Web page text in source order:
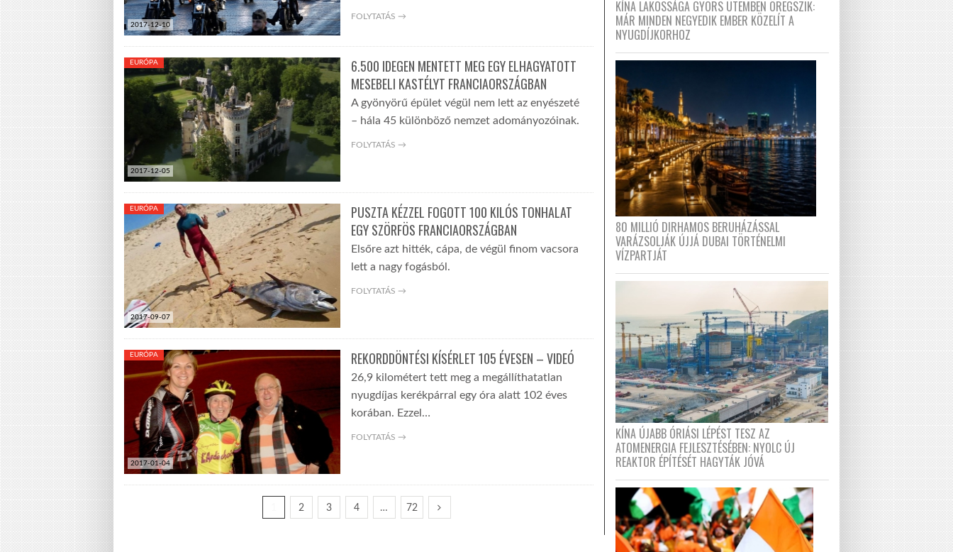
2017-12-10
FOLYTATÁS →
2017-12-05
EURÓPA
6.500 IDEGEN MENTETT MEG EGY ELHAGYATOTT
MESEBELI KASTÉLYT FRANCIAORSZÁGBAN
A gyönyörű épület végül nem lett az enyészeté
– hála 45 különböző nemzet adományozóinak.
FOLYTATÁS →
2017-09-07
EURÓPA
PUSZTA KÉZZEL FOGOTT 100 KILÓS TONHALAT
EGY SZÖRFÖS FRANCIAORSZÁGBAN
Elsőre azt hitték, cápa, de végül finom vacsora
lett a nagy fogásból.
FOLYTATÁS →
2017-01-04
EURÓPA REKORDDÖNTÉSI KÍSÉRLET 105 ÉVESEN – VIDEÓ
26,9 kilométert tett meg a megállíthatatlan
nyugdíjas kerékpárral egy óra alatt 102 éves
korában. Ezzel…
FOLYTATÁS →
2 3 4 … 72
KÍNA LAKOSSÁGA GYORS ÜTEMBEN ÖREGSZIK:
MÁR MINDEN NEGYEDIK EMBER KÖZELÍT A
NYUGDÍJKORHOZ
80 MILLIÓ DIRHAMOS BERUHÁZÁSSAL
VARÁZSOLJÁK ÚJJÁ DUBAI TÖRTÉNELMI
VÍZPARTJÁT
KÍNA ÚJABB ÓRIÁSI LÉPÉST TESZ AZ
ATOMENERGIA FEJLESZTÉSÉBEN: NYOLC ÚJ
REAKTOR ÉPÍTÉSÉT HAGYTÁK JÓVÁ